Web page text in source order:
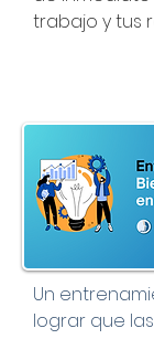
trabajo y tus
Un
lograr que